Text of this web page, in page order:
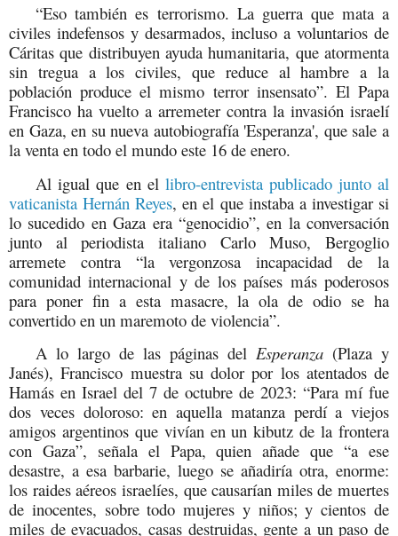
“Eso también es terrorismo. La guerra que mata a
civiles indefensos y desarmados, incluso a voluntarios de
Cáritas que distribuyen ayuda humanitaria, que atormenta
sin tregua a los civiles, que reduce al hambre a la
población produce el mismo terror insensato”. El Papa
Francisco ha vuelto a arremeter contra la invasión israelí
en Gaza, en su nueva autobiografía 'Esperanza', que sale a
la venta en todo el mundo este 16 de enero.
Al igual que en el libro-entrevista publicado junto al
vaticanista Hernán Reyes, en el que instaba a investigar si
lo sucedido en Gaza era “genocidio”, en la conversación
junto al periodista italiano Carlo Muso, Bergoglio
arremete contra “la vergonzosa incapacidad de la
comunidad internacional y de los países más poderosos
para poner fin a esta masacre, la ola de odio se ha
convertido en un maremoto de violencia”.
A lo largo de las páginas delEsperanza (Plaza y
Janés), Francisco muestra su dolor por los atentados de
Hamás en Israel del 7 de octubre de 2023: “Para mí fue
dos veces doloroso: en aquella matanza perdí a viejos
amigos argentinos que vivían en un kibutz de la frontera
con Gaza”, señala el Papa, quien añade que “a ese
desastre, a esa barbarie, luego se añadiría otra, enorme:
los raides aéreos israelíes, que causarían miles de muertes
de inocentes, sobre todo mujeres y niños; y cientos de
miles de evacuados, casas destruidas, gente a un paso de